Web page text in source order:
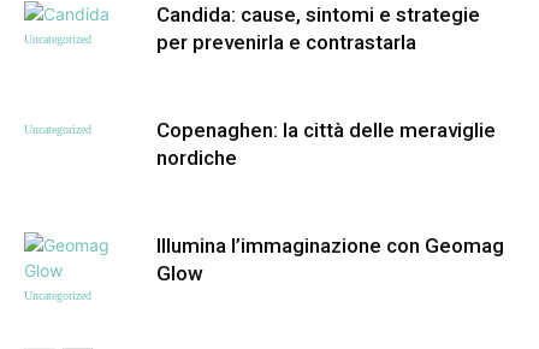
Uncategorized
Candida: cause, sintomi e strategie
per prevenirla e contrastarla
Uncategorized
Copenaghen: la città delle meraviglie
nordiche
Uncategorized
Illumina l’immaginazione con Geomag
Glow